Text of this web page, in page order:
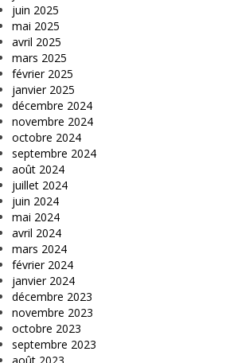
juin 2025
mai 2025
avril 2025
mars 2025
février 2025
janvier 2025
décembre 2024
novembre 2024
octobre 2024
septembre 2024
août 2024
juillet 2024
juin 2024
mai 2024
avril 2024
mars 2024
février 2024
janvier 2024
décembre 2023
novembre 2023
octobre 2023
septembre 2023